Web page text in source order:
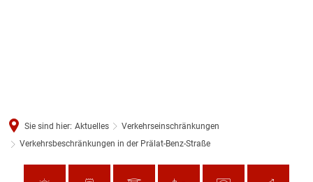
Sie sind hier: Aktuelles
Verkehrseinschränkungen
Verkehrsbeschränkungen in der Prälat-Benz-Straße